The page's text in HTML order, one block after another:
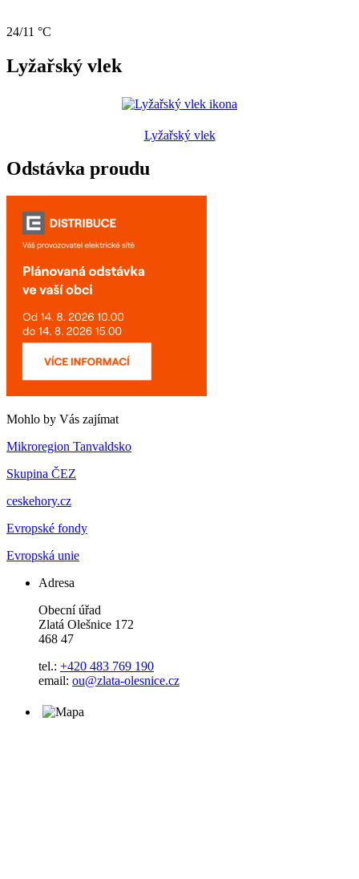
24/11 °C
Lyžařský vlek
Lyžařský vlek
Odstávka proudu
Mohlo by Vás zajímat
Mikroregion Tanvaldsko
Skupina ČEZ
ceskehory.cz
Evropské fondy
Evropská unie
Adresa
Obecní úřad
Zlatá Olešnice 172
468 47
tel.: +420 483 769 190
email: ou@zlata-olesnice.cz